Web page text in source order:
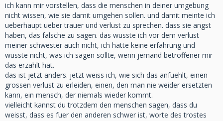
ich kann mir vorstellen, dass die menschen in deiner umgebung
nicht wissen, wie sie damit umgehen sollen. und damit meinte ich
ueberhaupt ueber trauer und verlust zu sprechen. dass sie angst
haben, das falsche zu sagen. das wusste ich vor dem verlust
meiner schwester auch nicht, ich hatte keine erfahrung und
wusste nicht, was ich sagen sollte, wenn jemand betroffener mir
das erzählt hat.
das ist jetzt anders. jetzt weiss ich, wie sich das anfuehlt, einen
grossen verlust zu erleiden, einen, den man nie weider ersetzten
kann, ein mensch, der niemals wieder kommt.
vielleicht kannst du trotzdem den menschen sagen, dass du
weisst, dass es fuer den anderen schwer ist, worte des trostes